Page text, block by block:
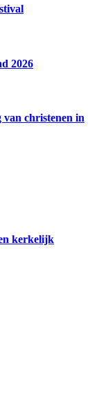
2026
christenen in
kerkelijk